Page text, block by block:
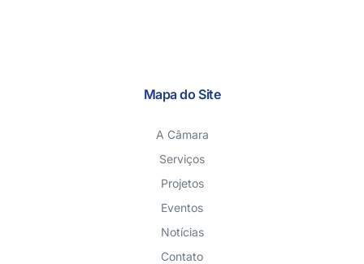
Mapa do Site
A Câmara
Serviços
Projetos
Eventos
Notícias
Contato